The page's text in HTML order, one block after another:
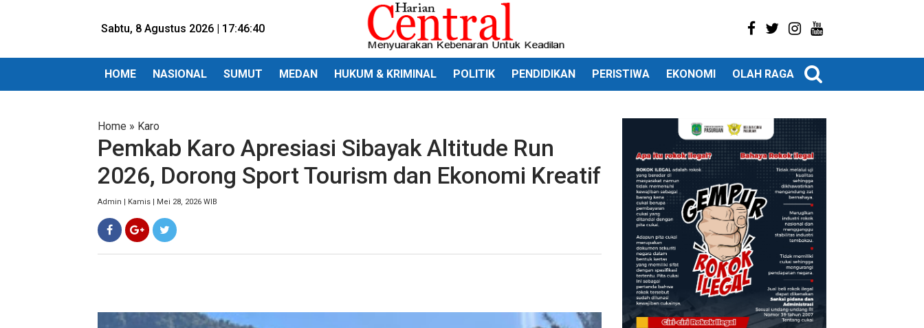
Sabtu, 8 Agustus 2026 | 17:46:42
HOME NASIONAL SUMUT MEDAN HUKUM & KRIMINAL POLITIK PENDIDIKAN PERISTIWA EKONOMI OLAH RAGA
Home » Karo
Pemkab Karo Apresiasi Sibayak Altitude Run
2026, Dorong Sport Tourism dan Ekonomi Kreatif
Admin | Kamis | Mei 28, 2026 WIB